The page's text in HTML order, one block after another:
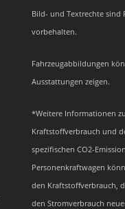
Bild- und Textrechte sind
vorbehalten.
Fahrzeugabbildungen
Ausstattungen zeigen.
*Weitere Informationen
Kraftstoffverbrauch und
spezifischen CO2-
Personenkraftwagen
den Kraftstoffverbrauch,
den Stromverbrauch